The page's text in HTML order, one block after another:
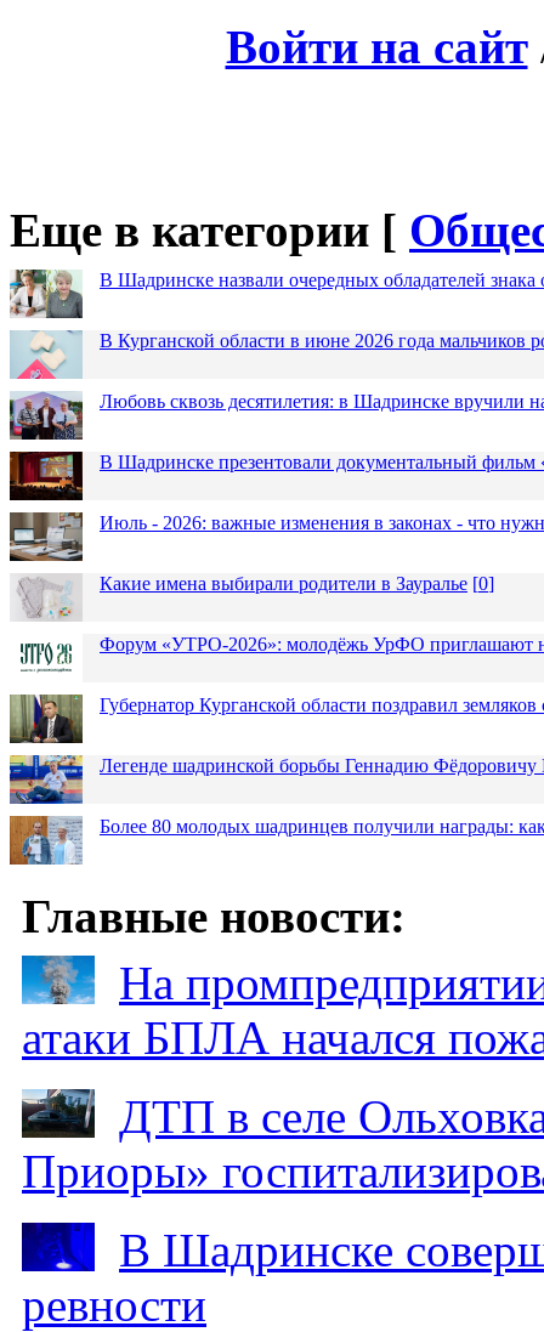
Войти на сайт
Еще в категории [
В Шадринске назвали очередных обладателей знака
В Курганской области в июне 2026 года мальчиков
Любовь сквозь десятилетия: в Шадринске вручили
В Шадринске презентовали документальный
Июль - 2026: важные изменения в законах - что
Какие имена выбирали родители в Зауралье [0]
Форум «УТРО-2026»: молодёжь УрФО приглашают
Губернатор Курганской области поздравил
Легенде шадринской борьбы Геннадию Фёдоровичу
Более 80 молодых шадринцев получили награды:
Главные новости:
На
атаки БПЛА начался
ДТП в селе
Приоры»
В Шадринске
ревности